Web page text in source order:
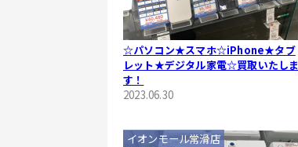
☆パソコン★スマホ☆iPhone★タブ
レット★デジタル家電☆買取いたしま
す！
2023.06.30
イオンモール常滑店